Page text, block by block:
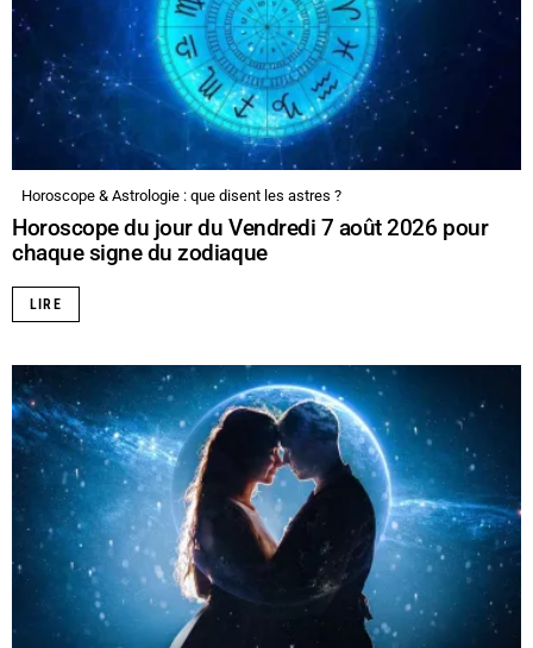
Horoscope & Astrologie : que disent les astres ?
Horoscope du jour du Vendredi 7 août 2026 pour
chaque signe du zodiaque
LIRE